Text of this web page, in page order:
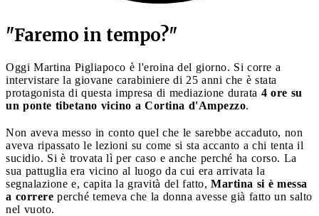
"Faremo in tempo?"
Oggi Martina Pigliapoco è l'eroina del giorno. Si corre a
intervistare la giovane carabiniere di 25 anni che è stata
protagonista di questa impresa di mediazione durata 4 ore su
un ponte tibetano vicino a Cortina d'Ampezzo.
Non aveva messo in conto quel che le sarebbe accaduto, non
aveva ripassato le lezioni su come si sta accanto a chi tenta il
sucidio. Si è trovata lì per caso e anche perché ha corso. La
sua pattuglia era vicino al luogo da cui era arrivata la
segnalazione e, capita la gravità del fatto, Martina si è messa
a correre perché temeva che la donna avesse già fatto un salto
nel vuoto.